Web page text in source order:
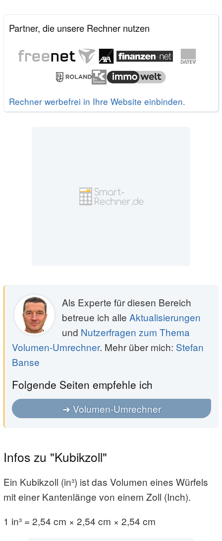
Partner, die unsere Rechner nutzen
Rechner werbefrei in Ihre Website einbinden.
Als Experte für diesen Bereich
betreue ich alle Aktualisierungen
und Nutzerfragen zum Thema
Volumen-Umrechner. Mehr über mich: Stefan
Banse
Folgende Seiten empfehle ich
Volumen-Umrechner
Infos zu "Kubikzoll"
Ein Kubikzoll (in³) ist das Volumen eines Würfels
mit einer Kantenlänge von einem Zoll (Inch).
1 in³ = 2,54 cm × 2,54 cm × 2,54 cm